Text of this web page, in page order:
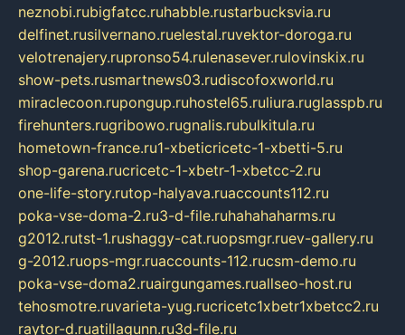
neznobi.rubigfatcc.ruhabble.rustarbucksvia.ru
delfinet.rusilvernano.ruelestal.ruvektor-doroga.ru
velotrenajery.rupronso54.rulenasever.rulovinskix.ru
show-pets.rusmartnews03.rudiscofoxworld.ru
miraclecoon.rupongup.ruhostel65.ruliura.ruglasspb.ru
firehunters.rugribowo.rugnalis.rubulkitula.ru
hometown-france.ru1-xbeticricetc-1-xbetti-5.ru
shop-garena.rucricetc-1-xbetr-1-xbetcc-2.ru
one-life-story.rutop-halyava.ruaccounts112.ru
poka-vse-doma-2.ru3-d-file.ruhahahaharms.ru
g2012.rutst-1.rushaggy-cat.ruopsmgr.ruev-gallery.ru
g-2012.ruops-mgr.ruaccounts-112.rucsm-demo.ru
poka-vse-doma2.ruairgungames.ruallseo-host.ru
tehosmotre.ruvarieta-yug.rucricetc1xbetr1xbetcc2.ru
raytor-d.ruatillagunn.ru3d-file.ru